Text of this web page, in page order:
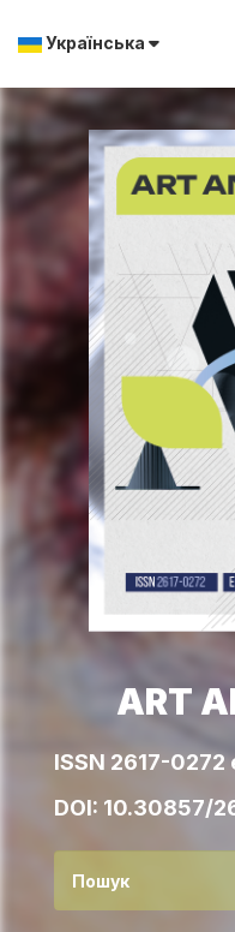
Українська
ART
ISSN 2617-
DOI: 10.30857/